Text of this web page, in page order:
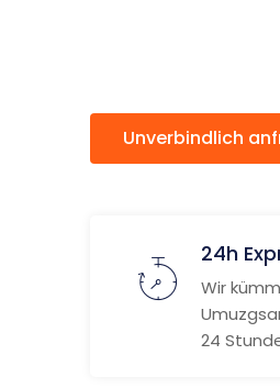
Unverbindlich
24h
Wir
24